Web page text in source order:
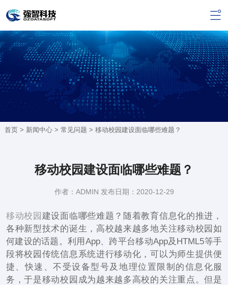
首页 > 新闻中心> 常见问题 > 移动校园建设面临哪些难题？
移动校园建设面临哪些难题？
作者：ADMIN 发布日期：2020-12-29
移动校园 建设面临哪些难题？随着教育信息化的推进，
各种新型技术的诞生，高校越来越多地关注移动校园如
何建设的话题。利用App、跨平台移动App及HTML5等手
段将校园传统信息系统进行移动化，可以为师生提供便
捷、快速、不受设备型号及地理位置限制的信息化服
务，于是移动校园成为越来越多高校的关注重点。但是